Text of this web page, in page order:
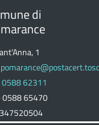
di
1
62311
0588 65470